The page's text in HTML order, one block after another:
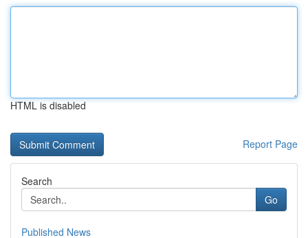
HTML is disabled
Report Page
Search
Go
Published News